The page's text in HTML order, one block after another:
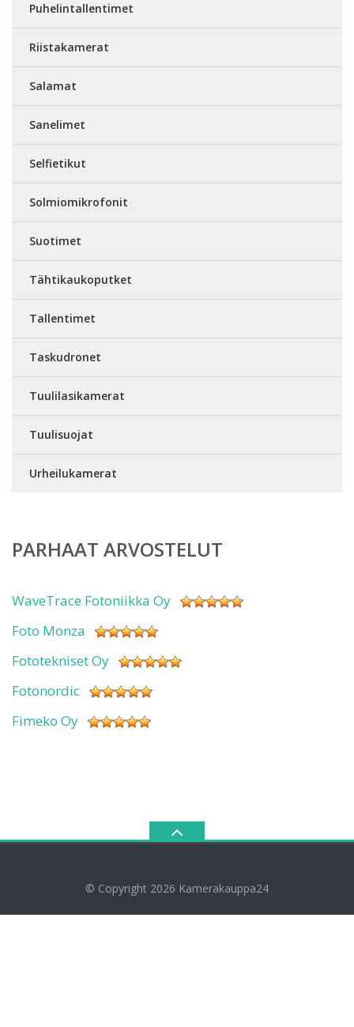
Puhelintallentimet
Riistakamerat
Salamat
Sanelimet
Selfietikut
Solmiomikrofonit
Suotimet
Tähtikaukoputket
Tallentimet
Taskudronet
Tuulilasikamerat
Tuulisuojat
Urheilukamerat
PARHAAT ARVOSTELUT
WaveTrace Fotoniikka Oy
Foto Monza
Fototekniset Oy
Fotonordic
Fimeko Oy
© Copyright 2026 Kamerakauppa24